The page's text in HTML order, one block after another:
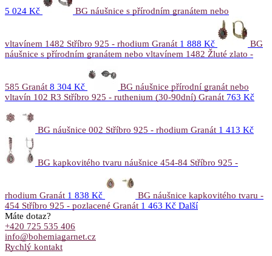
5 024 Kč BG náušnice s přírodním granátem nebo
vltavínem 1482 Stříbro 925 - rhodium Granát 1 888 Kč
BG
náušnice s přírodním granátem nebo vltavínem 1482 Žluté zlato -
585 Granát 8 304 Kč
BG náušnice přírodní granát nebo
vltavín 102 R3 Stříbro 925 - ruthenium (30-90dní) Granát 763 Kč
BG náušnice 002 Stříbro 925 - rhodium Granát 1 413 Kč
BG kapkovitého tvaru náušnice 454-84 Stříbro 925 -
rhodium Granát 1 838 Kč
BG náušnice kapkovitého tvaru -
454 Stříbro 925 - pozlacené Granát 1 463 Kč Další
Máte dotaz?
+420 725 535 406
info@bohemiagarnet.cz
Rychlý kontakt